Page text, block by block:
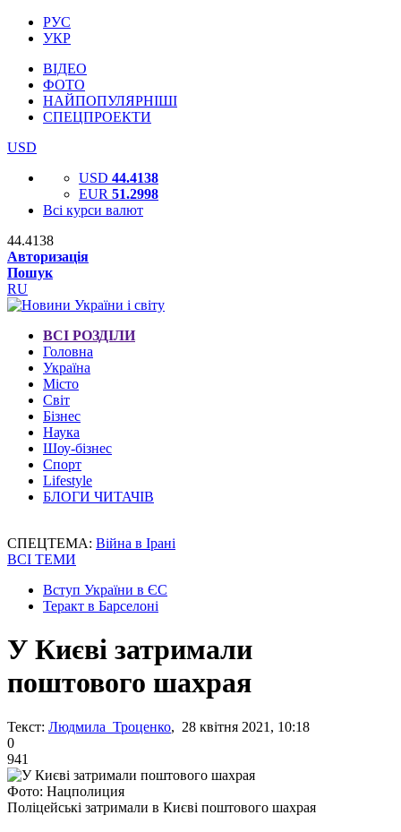
РУС
УКР
ВІДЕО
ФОТО
НАЙПОПУЛЯРНІШІ
СПЕЦПРОЕКТИ
USD
USD 44.4138
EUR 51.2998
Всі курси валют
44.4138
Авторизація
Пошук
RU
ВСІ РОЗДІЛИ
Головна
Україна
Місто
Світ
Бізнес
Наука
Шоу-бізнес
Спорт
Lifestyle
БЛОГИ ЧИТАЧІВ
СПЕЦТЕМА: Війна в Ірані
ВСІ ТЕМИ
Вступ України в ЄС
Теракт в Барселоні
У Києві затримали
поштового шахрая
Текст: Людмила Троценко, 28 квітня 2021, 10:18
0
941
Фото: Нацполиция
Поліцейські затримали в Києві поштового шахрая